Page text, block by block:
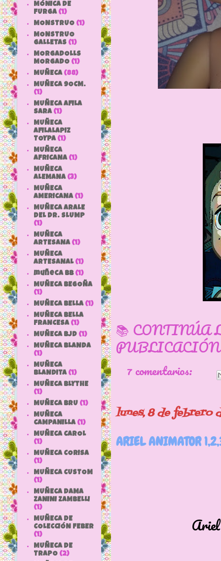
📚 CONTINÚA
7 comentarios:
lunes, 8 de febrero
ARIEL ANIMATOR
Ariel
MÓNICA DE
FURGA (1)
MONSTRUO (1)
MONSTRUO
GALLETAS (1)
MORGADOLLS
MORGADO (1)
MUÑECA (88)
MUÑECA 9OCM.
(1)
MUÑECA AFILA
SARA (1)
MUÑECA
AFILALAPIZ
TOYPA (1)
MUÑECA
AFRICANA (1)
MUÑECA
ALEMANA (3)
MUÑECA
AMERICANA (1)
MUÑECA ARALE
DEL DR. SLUMP
(1)
MUÑECA
ARTESANA (1)
MUÑECA
ARTESANAL (1)
muñeca bb (1)
MUÑECA BEGOÑA
(1)
MUÑECA BELLA (1)
MUÑECA BELLA
FRANCESA (1)
MUÑECA BJD (1)
MUÑECA BLANDA
(1)
MUÑECA
BLANDITA (1)
MUÑECA BLYTHE
(1)
MUÑECA BRU (1)
MUÑECA
CAMPANILLA (1)
MUÑECA CAROL
(1)
MUÑECA CORISA
(1)
MUÑECA CUSTOM
(1)
MUÑECA DAMA
ZANINI ZAMBELLI
(1)
MUÑECA DE
COLECCIÓN FEBER
(1)
MUÑECA DE
TRAPO (2)